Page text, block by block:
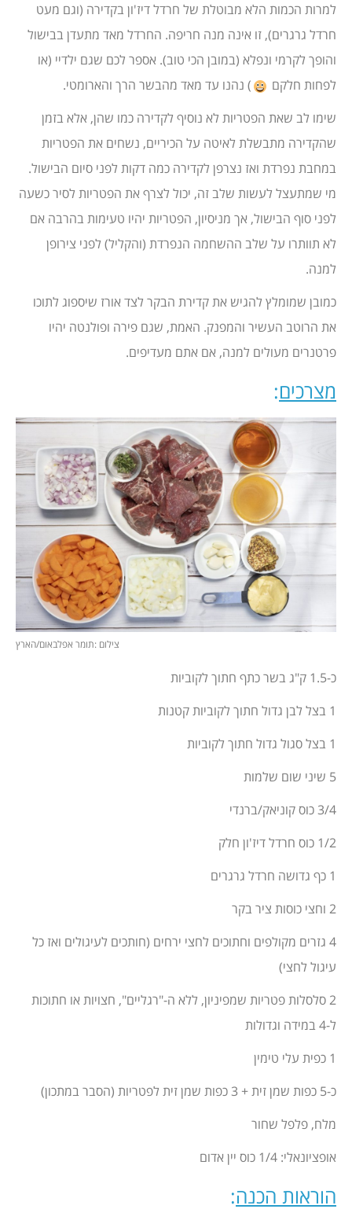
למרות הכמות הלא מבוטלת של חרדל דיז'ון בקדירה (וגם מעט
חרדל גרגרים), זו אינה מנה חריפה. החרדל מאד מתעדן בבישול
והופך לקרמי ונפלא (במובן הכי טוב). אספר לכם שגם ילדיי (או
לפחות חלקם
) נהנו עד מאד מהבשר הרך והארומטי.
שימו לב שאת הפטריות לא נוסיף לקדירה כמו שהן, אלא בזמן
שהקדירה מתבשלת לאיטה על הכיריים, נשחים את הפטריות
במחבת נפרדת ואז נצרפן לקדירה כמה דקות לפני סיום הבישול.
מי שמתעצל לעשות שלב זה, יכול לצרף את הפטריות לסיר כשעה
לפני סוף הבישול, אך מניסיון, הפטריות יהיו טעימות בהרבה אם
לא תוותרו על שלב ההשחמה הנפרדת (והקליל) לפני צירופן
למנה.
כמובן שמומלץ להגיש את קדירת הבקר לצד אורז שיספוג לתוכו
את הרוטב העשיר והמפנק. האמת, שגם פירה ופולנטה יהיו
פרטנרים מעולים למנה, אם אתם מעדיפים.
מצרכים:
צילום :תומר אפלבאום/הארץ
כ-1.5 ק"ג בשר כתף חתוך לקוביות
1 בצל לבן גדול חתוך לקוביות קטנות
1 בצל סגול גדול חתוך לקוביות
5 שיני שום שלמות
3/4 כוס קוניאק/ברנדי
1/2 כוס חרדל דיז'ון חלק
1 כף גדושה חרדל גרגרים
2 וחצי כוסות ציר בקר
4 גזרים מקולפים וחתוכים לחצי ירחים (חותכים לעיגולים ואז כל
עיגול לחצי)
2 סלסלות פטריות שמפיניון, ללא ה-"רגליים", חצויות או חתוכות
ל-4 במידה וגדולות
1 כפית עלי טימין
כ-5 כפות שמן זית + 3 כפות שמן זית לפטריות (הסבר במתכון)
מלח, פלפל שחור
אופציונאלי: 1/4 כוס יין אדום
הוראות הכנה: